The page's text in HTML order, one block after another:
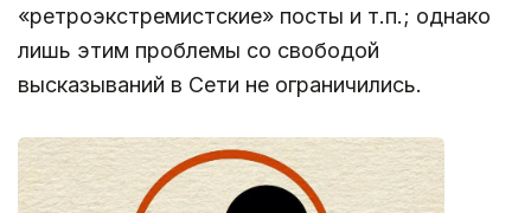
«ретроэкстремистские» посты и т.п.; однако
лишь этим проблемы со свободой
высказываний в Сети не ограничились.